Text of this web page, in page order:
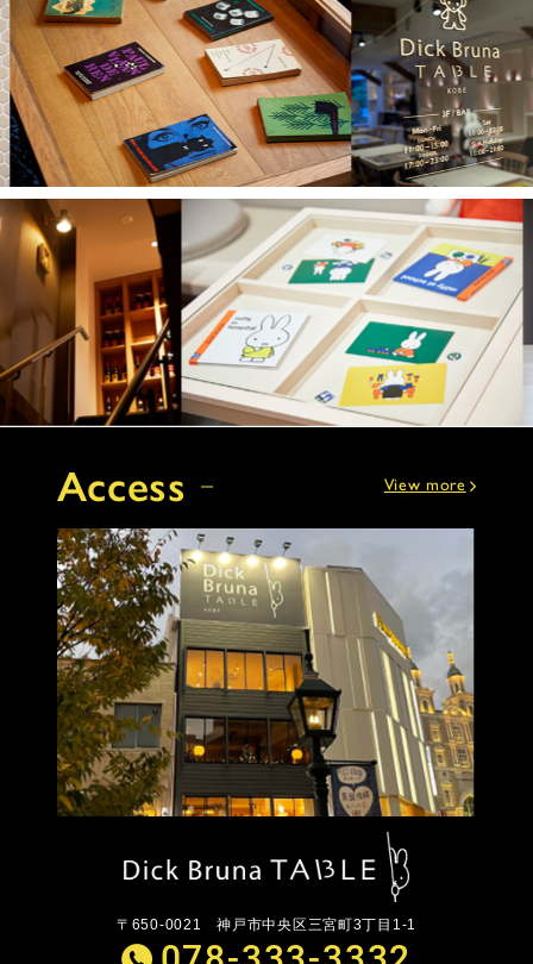
Access View more
〒650-0021神戸市中央区三宮町3丁目1-1